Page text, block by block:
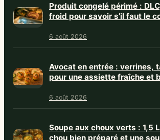
Produit congelé périmé :
froid pour savoir s’il faut le
6 août 2026
Avocat en entrée : verrines,
pour une assiette fraîche et
6 août 2026
Soupe aux choux verts : 1,5
chou bien préparé et une